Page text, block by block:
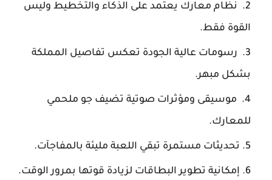
نظام معارك يعتمد على الذكاء والتخطيط وليس
القوة فقط.
رسومات عالية الجودة تعكس تفاصيل المملكة
بشكل مبهر.
موسيقى ومؤثرات صوتية تضيف جو ملحمي
للمعارك.
تحديثات مستمرة تبقي اللعبة مليئة بالمفاجآت.
إمكانية تطوير البطاقات لزيادة قوتها بمرور الوقت.